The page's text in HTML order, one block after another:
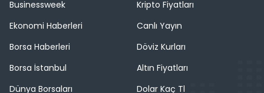
Businessweek
Ekonomi Haberleri
Borsa Haberleri
Borsa İstanbul
Dünya Borsaları
Kripto Fiyatları
Canlı Yayın
Döviz Kurları
Altın Fiyatları
Dolar Kaç Tl